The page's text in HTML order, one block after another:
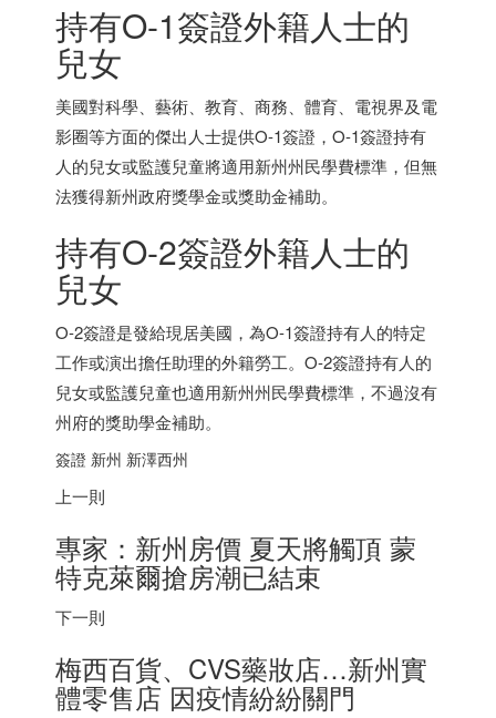
持有O-1簽證外籍人士的
兒女
美國對科學、藝術、教育、商務、體育、電視界及電
影圈等方面的傑出人士提供O-1簽證，O-1簽證持有
人的兒女或監護兒童將適用新州州民學費標準，但無
法獲得新州政府獎學金或獎助金補助。
持有O-2簽證外籍人士的
兒女
O-2簽證是發給現居美國，為O-1簽證持有人的特定
工作或演出擔任助理的外籍勞工。O-2簽證持有人的
兒女或監護兒童也適用新州州民學費標準，不過沒有
州府的獎助學金補助。
簽證 新州 新澤西州
上一則
專家：新州房價 夏天將觸頂 蒙
特克萊爾搶房潮已結束
下一則
梅西百貨、CVS藥妝店…新州實
體零售店 因疫情紛紛關門